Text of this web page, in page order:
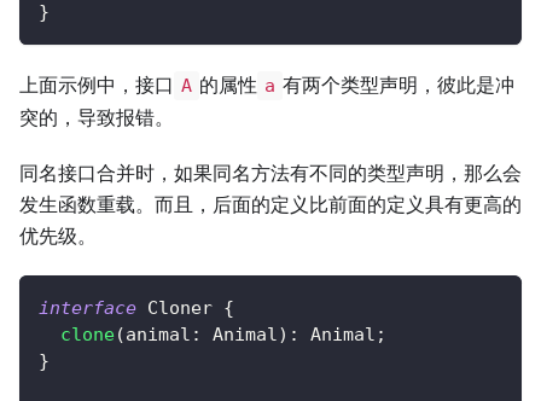
}
上面示例中，接口 A 的属性 a 有两个类型声明，彼此是冲
突的，导致报错。
同名接口合并时，如果同名方法有不同的类型声明，那么会
发生函数重载。而且，后面的定义比前面的定义具有更高的
优先级。
interface Cloner {
clone(animal : Animal) : Animal ;
}